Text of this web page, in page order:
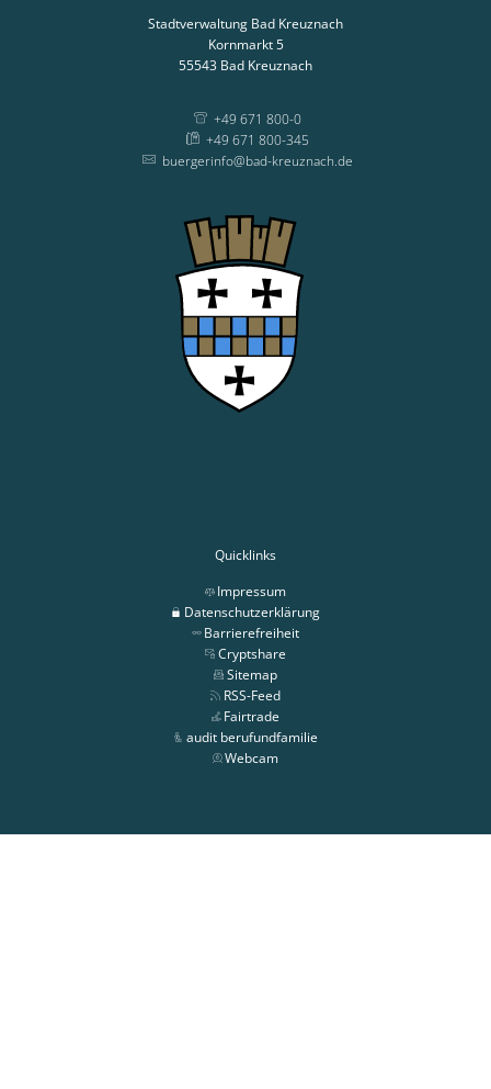
Stadtverwaltung Bad Kreuznach
Kornmarkt 5
55543 Bad Kreuznach
+49 671 800-0
+49 671 800-345
buergerinfo@bad-kreuznach.de
Quicklinks
Impressum
Datenschutzerklärung
Barrierefreiheit
Cryptshare
Sitemap
RSS-Feed
Fairtrade
audit berufundfamilie
Webcam